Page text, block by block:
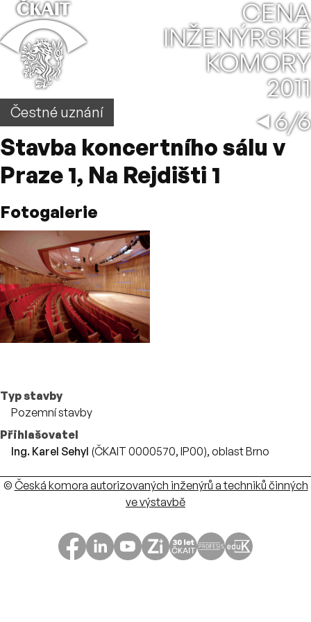
CENA
INŽENÝRSKÉ
KOMORY
2011
⌂
←6/6
Stavba koncertního sálu v
Praze 1, Na Rejdišti 1
Čestné uznání
Fotogalerie
Více o stavbě
Typ stavby
Pozemní stavby
Přihlašovatel
Ing. Karel Sehyl (ČKAIT 0000570, IP00), oblast Brno
Autoři
© Česká komora autorizovaných inženýrů a techniků činných
ve výstavbě
ČKAIT na sociálních sítích